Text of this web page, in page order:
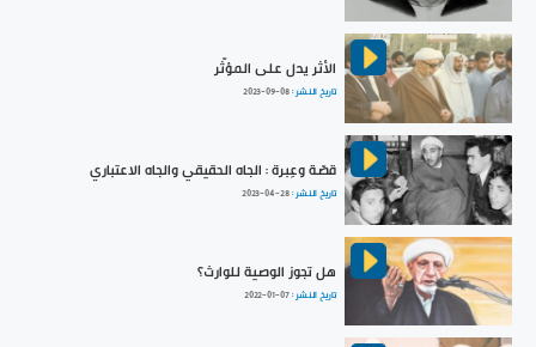
الأثر يدل على المؤثّر
تاريخ النشر :2023-09-08
قصّة وعِبرة : الجاه الحقيقي والجاه الاعتباري
تاريخ النشر :2023-04-28
هل تجوز الوصية للوارث؟
تاريخ النشر :2022-01-07